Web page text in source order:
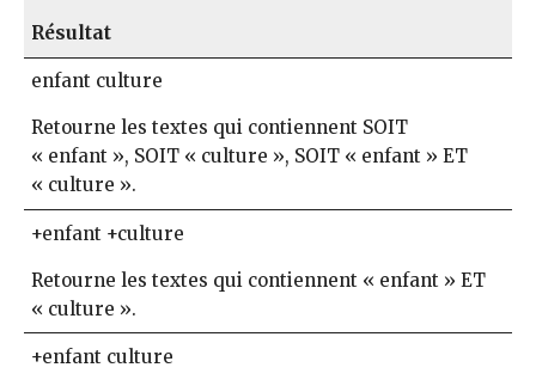
Résultat
enfant culture
Retourne les textes qui contiennent SOIT
« enfant », SOIT « culture », SOIT « enfant » ET
« culture ».
+enfant +culture
Retourne les textes qui contiennent « enfant » ET
« culture ».
+enfant culture